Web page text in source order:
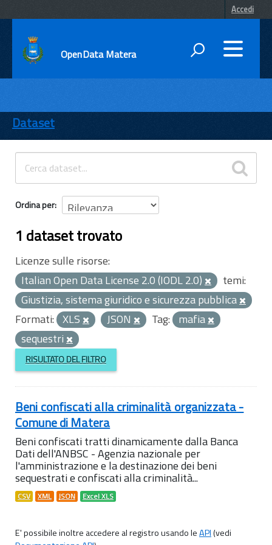
Accedi
OpenData Matera
ENTI
TEMI
INFORMAZIONI
Dataset
Ordina per
1 dataset trovato
Licenze sulle risorse:
Italian Open Data License 2.0 (IODL 2.0)
temi:
Giustizia, sistema giuridico e sicurezza pubblica
Formati: XLS JSON Tag: mafia
sequestri
RISULTATO DEL FILTRO
Beni confiscati alla criminalità organizzata -
Comune di Matera
Beni confiscati tratti dinamicamente dalla Banca
Dati dell'ANBSC - Agenzia nazionale per
l'amministrazione e la destinazione dei beni
sequestrati e confiscati alla criminalità...
CSV XML JSON Excel XLS
E' possibile inoltre accedere al registro usando leAPI(vedi